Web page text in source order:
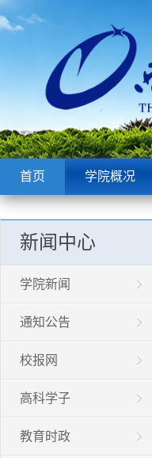
首页 学院概况
新闻中心
学院新闻
通知公告
校报网
高科学子
教育时政